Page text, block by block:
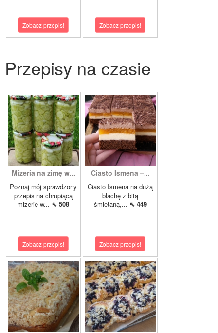
Zobacz przepis! Zobacz przepis!
Przepisy na czasie
Mizeria na zimę w...
Poznaj mój sprawdzony
przepis na chrupiącą
mizerię w... ⇖ 508
Zobacz przepis!
Ciasto Ismena –...
Ciasto Ismena na dużą
blachę z bitą
śmietaną,... ⇖ 449
Zobacz przepis!